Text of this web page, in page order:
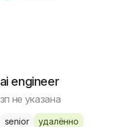
ai engineer
зп не указана
senior удалённо